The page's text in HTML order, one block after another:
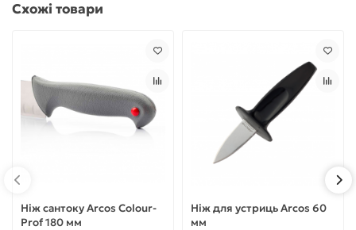
Схожі товари
Ніж сантоку Arcos Colour-
Prof 180 мм
Ніж для устриць Arcos 60
мм